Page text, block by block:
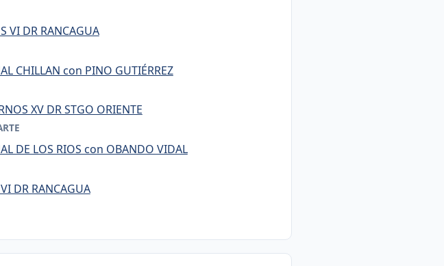
VI DR RANCAGUA
CHILLAN con PINO GUTIÉRREZ
XV DR STGO ORIENTE
DE LOS RIOS con OBANDO VIDAL
DR RANCAGUA